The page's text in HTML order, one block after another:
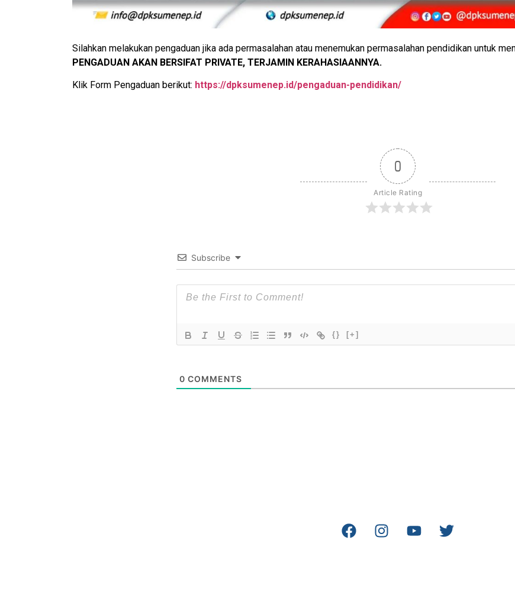
Silahkan melakukan pengaduan jika ada permasalahan atau menemukan permasalahan pendidikan untuk
PENGADUAN AKAN BERSIFAT PRIVATE, TERJAMIN KERAHASIAANNYA.
Klik Form Pengaduan berikut: https://dpksumenep.id/pengaduan-pendidikan/
0
Article Rating
Subscribe
{} [+]
0 COMMENTS